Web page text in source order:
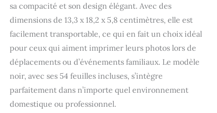
durables : avec un
revêtement spécial de
protection pour vos
souvenirs, les photos
peuvent durer jusqu'à
100 ans. Elles sont non
l'eau, aux rayures et aux
empreintes digitales,
mais aussi
sa compacité et son design élégant. Avec des
dimensions de 13,3 x 18,2 x 5,8 centimètres, elle est
facilement transportable, ce qui en fait un choix idéal
pour ceux qui aiment imprimer leurs photos lors de
déplacements ou d’événements familiaux. Le modèle
noir, avec ses 54 feuilles incluses, s’intègre
parfaitement dans n’importe quel environnement
domestique ou professionnel.